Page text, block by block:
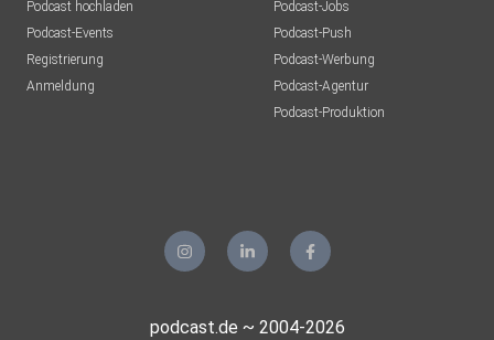
Podcast hochladen
Podcast-Events
Registrierung
Anmeldung
Podcast-Jobs
Podcast-Push
Podcast-Werbung
Podcast-Agentur
Podcast-Produktion
podcast.de ~ 2004-2026